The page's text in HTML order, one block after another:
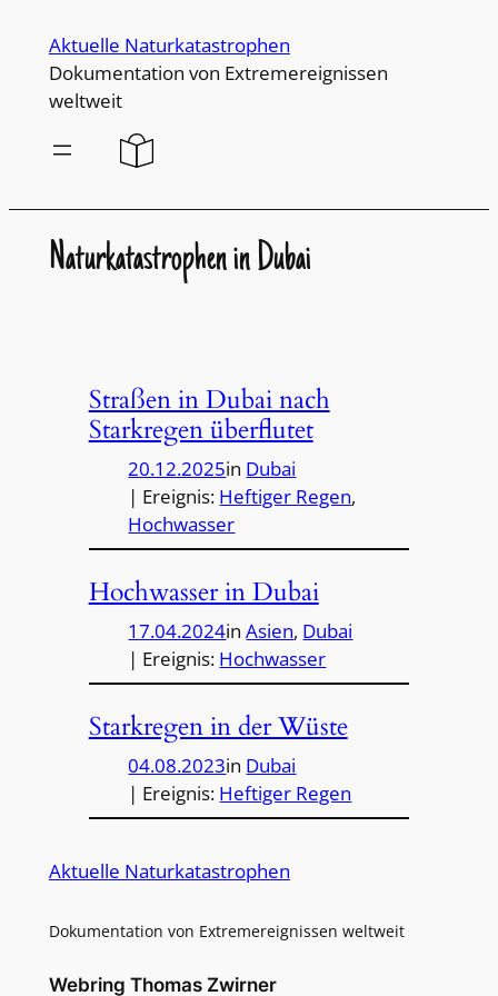
Inhalt
wechseln
Aktuelle Naturkatastrophen
Dokumentation von Extremereignissen
weltweit
Naturkatastrophen in Dubai
Straßen in Dubai nach
Starkregen überflutet
20.12.2025in Dubai
| Ereignis: Heftiger Regen
Hochwasser
Hochwasser in Dubai
17.04.2024inAsien, Dubai
| Ereignis: Hochwasser
Starkregen in der Wüste
04.08.2023in Dubai
| Ereignis: Heftiger Regen
Aktuelle Naturkatastrophen
Dokumentation von Extremereignissen weltweit
Webring Thomas Zwirner